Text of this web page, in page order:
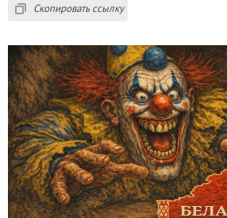
Скопировать ссылку